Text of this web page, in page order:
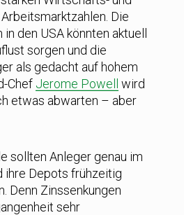
Die
den USA könnten aktuell
sorgen und die
als gedacht auf hohem
Chef Jerome Powell
wird
etwas abwarten – aber
sollten Anleger genau im
ihre Depots frühzeitig
Denn Zinssenkungen
sehr